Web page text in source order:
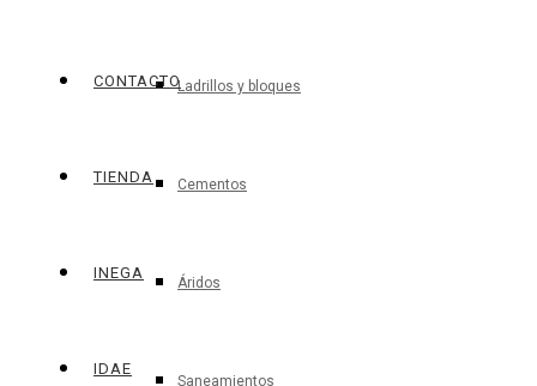
Ladrillos y bloques
Cementos
Áridos
Saneamientos
CONTACTO
TIENDA
INEGA
IDAE